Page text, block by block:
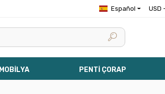
Español USD
MOBİLYA PENTİ ÇORAP